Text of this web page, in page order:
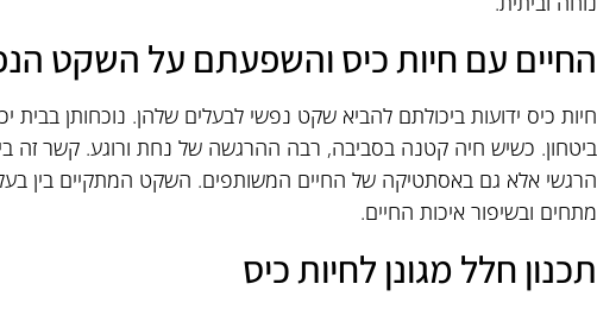
החיים עם חיות כיס והשפעתם על השקט
חיות כיס ידועות ביכולתם להביא שקט נפשי לבעלים שלהן. נוכחותן בבית
ביטחון. כשיש חיה קטנה בסביבה, רבה ההרגשה של נחת ורוגע. קשר זה
הרגשי אלא גם באסתטיקה של החיים המשותפים. השקט המתקיים בין
מתחים ובשיפור איכות החיים.
תכנון חלל מגונן לחיות כיס